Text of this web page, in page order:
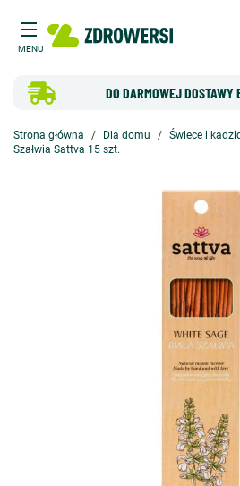
MENU
DO DARMOWEJ
Strona główna Dla domu Świece i
Szałwia Sattva 15 szt.